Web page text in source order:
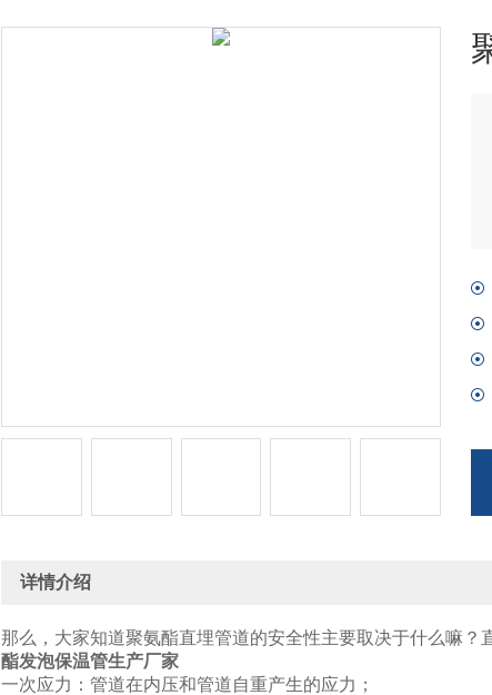
详情介绍
那么，大家知道聚氨酯直埋管道的安全性主要取决于什么嘛
酯发泡保温管生产厂家
一次应力：管道在内压和管道自重产生的应力；